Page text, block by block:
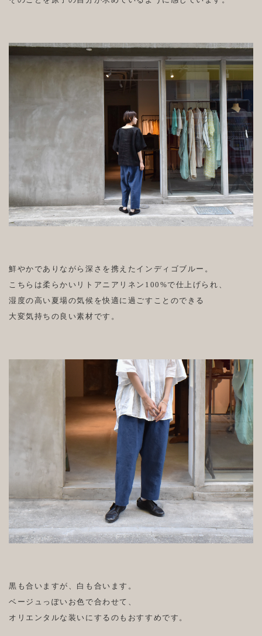
鮮やかでありながら深さを携えたインディゴブルー。
こちらは柔らかいリトアニアリネン100%で仕上げられ、
湿度の高い夏場の気候を快適に過ごすことのできる
大変気持ちの良い素材です。
黒も合いますが、白も合います。
ベージュっぽいお色で合わせて、
オリエンタルな装いにするのもおすすめです。